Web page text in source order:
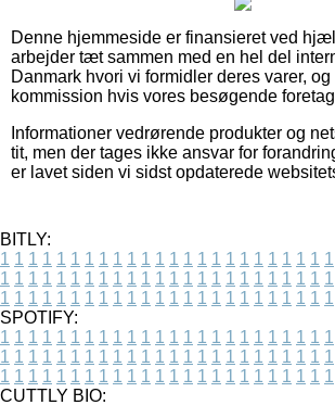
Denne hjemmeside er finansieret ved
arbejder tæt sammen med en hel del
Danmark hvori vi formidler deres varer,
kommission hvis vores besøgende
Informationer vedrørende produkter og
tit, men der tages ikke ansvar for
er lavet siden vi sidst opdaterede
BITLY:
1 1 1 1 1 1 1 1 1 1 1 1 1 1 1 1 1 1 1 1 1 1 1 1
1 1 1 1 1 1 1 1 1 1 1 1 1 1 1 1 1 1 1 1 1 1 1 1
1 1 1 1 1 1 1 1 1 1 1 1 1 1 1 1 1 1 1 1 1 1 1 1
SPOTIFY:
1 1 1 1 1 1 1 1 1 1 1 1 1 1 1 1 1 1 1 1 1 1 1 1
1 1 1 1 1 1 1 1 1 1 1 1 1 1 1 1 1 1 1 1 1 1 1 1
1 1 1 1 1 1 1 1 1 1 1 1 1 1 1 1 1 1 1 1 1 1 1 1
CUTTLY BIO: